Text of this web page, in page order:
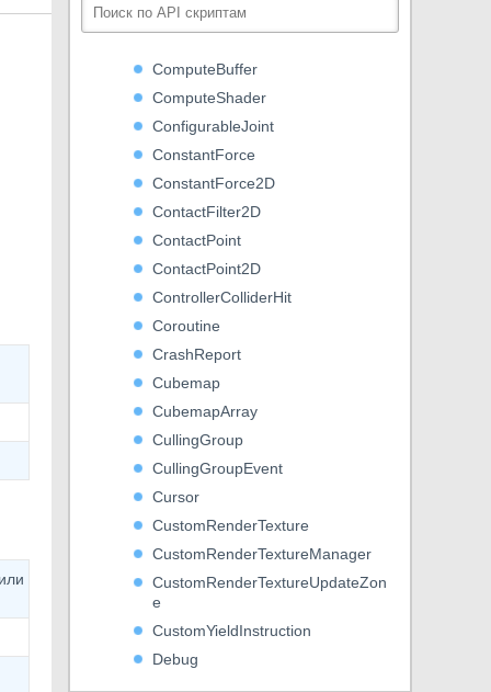
Component
ComputeBuffer
ComputeShader
ConfigurableJoint
ConstantForce
ConstantForce2D
ContactFilter2D
ContactPoint
ContactPoint2D
ControllerColliderHit
Coroutine
CrashReport
Cubemap
CubemapArray
CullingGroup
CullingGroupEvent
Cursor
CustomRenderTexture
CustomRenderTextureManager
CustomRenderTextureUpdateZon
e
CustomYieldInstruction
Debug
DetailPrototype